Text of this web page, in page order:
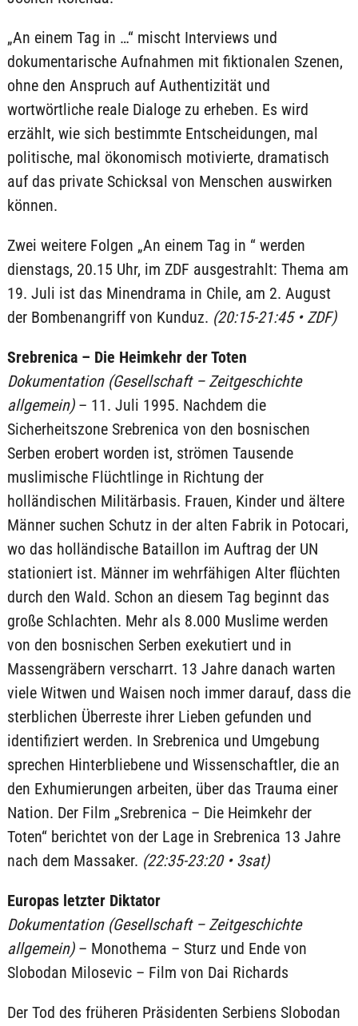
„An einem Tag in …“ mischt Interviews und
dokumentarische Aufnahmen mit fiktionalen Szenen,
ohne den Anspruch auf Authentizität und
wortwörtliche reale Dialoge zu erheben. Es wird
erzählt, wie sich bestimmte Entscheidungen, mal
politische, mal ökonomisch motivierte, dramatisch
auf das private Schicksal von Menschen auswirken
können.
Zwei weitere Folgen „An einem Tag in “ werden
dienstags, 20.15 Uhr, im ZDF ausgestrahlt: Thema am
19. Juli ist das Minendrama in Chile, am 2. August
der Bombenangriff von Kunduz. (20:15-21:45 • ZDF)
Srebrenica – Die Heimkehr der Toten
Dokumentation (Gesellschaft – Zeitgeschichte
allgemein)– 11. Juli 1995. Nachdem die
Sicherheitszone Srebrenica von den bosnischen
Serben erobert worden ist, strömen Tausende
muslimische Flüchtlinge in Richtung der
holländischen Militärbasis. Frauen, Kinder und ältere
Männer suchen Schutz in der alten Fabrik in Potocari,
wo das holländische Bataillon im Auftrag der UN
stationiert ist. Männer im wehrfähigen Alter flüchten
durch den Wald. Schon an diesem Tag beginnt das
große Schlachten. Mehr als 8.000 Muslime werden
von den bosnischen Serben exekutiert und in
Massengräbern verscharrt. 13 Jahre danach warten
viele Witwen und Waisen noch immer darauf, dass die
sterblichen Überreste ihrer Lieben gefunden und
identifiziert werden. In Srebrenica und Umgebung
sprechen Hinterbliebene und Wissenschaftler, die an
den Exhumierungen arbeiten, über das Trauma einer
Nation. Der Film „Srebrenica – Die Heimkehr der
Toten“ berichtet von der Lage in Srebrenica 13 Jahre
nach dem Massaker. (22:35-23:20 • 3sat)
Europas letzter Diktator
Dokumentation (Gesellschaft – Zeitgeschichte
allgemein)– Monothema – Sturz und Ende von
Slobodan Milosevic – Film von Dai Richards
Der Tod des früheren Präsidenten Serbiens Slobodan